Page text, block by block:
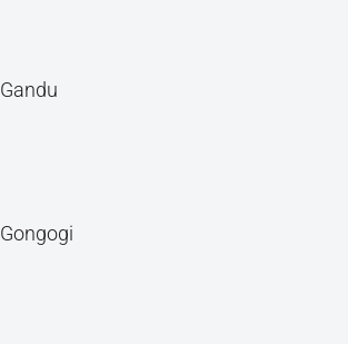
Gandu
Gongogi